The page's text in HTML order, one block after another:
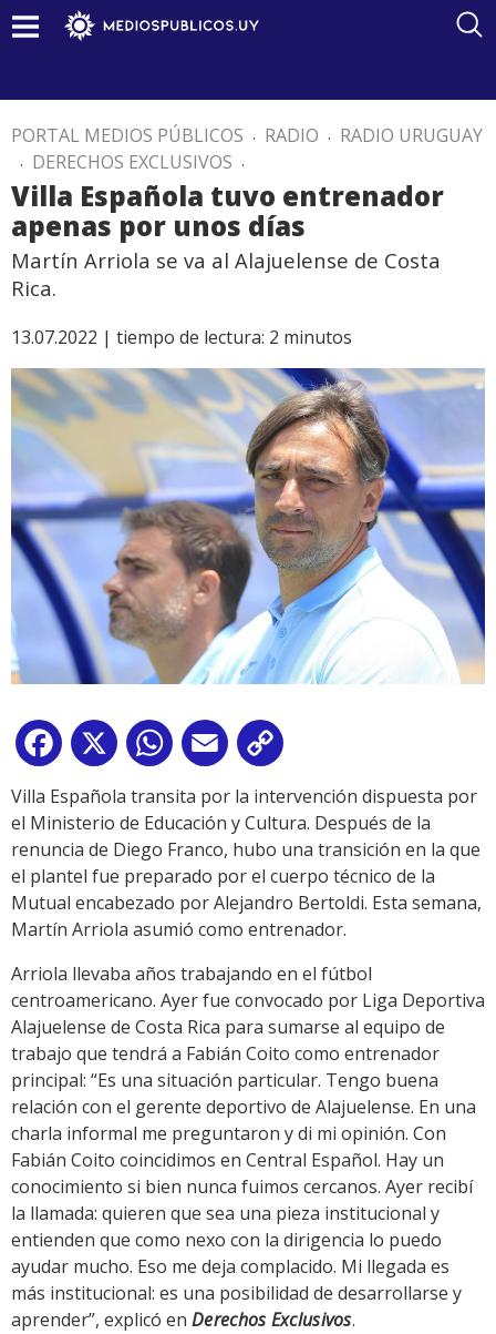
PORTAL MEDIOS PÚBLICOS . RADIO . RADIO URUGUAY
. DERECHOS EXCLUSIVOS .
Villa Española tuvo entrenador
apenas por unos días
Martín Arriola se va al Alajuelense de Costa
Rica.
13.07.2022 | tiempo de lectura: 2 minutos
Facebook
X WhatsApp
Email
Link
Villa Española transita por la intervención dispuesta por
el Ministerio de Educación y Cultura. Después de la
renuncia de Diego Franco, hubo una transición en la que
el plantel fue preparado por el cuerpo técnico de la
Mutual encabezado por Alejandro Bertoldi. Esta semana,
Martín Arriola asumió como entrenador.
Arriola llevaba años trabajando en el fútbol
centroamericano. Ayer fue convocado por Liga Deportiva
Alajuelense de Costa Rica para sumarse al equipo de
trabajo que tendrá a Fabián Coito como entrenador
principal: “Es una situación particular. Tengo buena
relación con el gerente deportivo de Alajuelense. En una
charla informal me preguntaron y di mi opinión. Con
Fabián Coito coincidimos en Central Español. Hay un
conocimiento si bien nunca fuimos cercanos. Ayer recibí
la llamada: quieren que sea una pieza institucional y
entienden que como nexo con la dirigencia lo puedo
ayudar mucho. Eso me deja complacido. Mi llegada es
más institucional: es una posibilidad de desarrollarse y
aprender”, explicó en Derechos Exclusivos.